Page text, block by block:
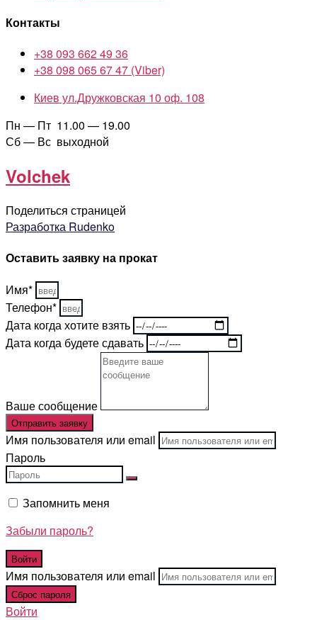
Контакты
+38 093 662 49 36
+38 098 065 67 47 (Viber)
Киев ул.Дружковская 10 оф. 108
Пн — Пт 11.00 — 19.00
Сб — Вс выходной
Volchek
Поделиться страницей
Разработка Rudenko
Оставить заявку на прокат
Имя*
Телефон*
Дата когда хотите взять
Дата когда будете сдавать
Ваше сообщение
Отправить заявку
Имя пользователя или email
Пароль
Запомнить меня
Забыли пароль?
Имя пользователя или email
Войти